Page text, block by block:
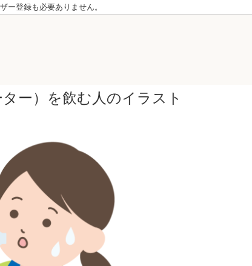
ー登録も必要ありません。
ー）を飲む人のイラスト